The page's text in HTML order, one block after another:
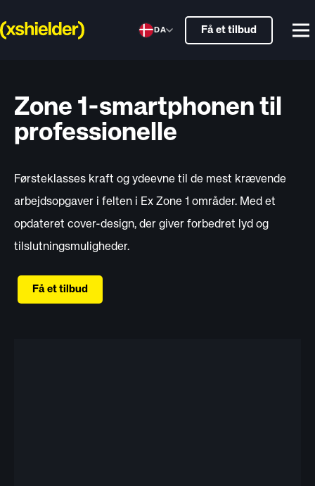
DA Få et tilbud
Zone 1-smartphonen til
professionelle
Førsteklasses kraft og ydeevne til de mest krævende
arbejdsopgaver i felten i Ex Zone 1 områder. Med et
opdateret cover-design, der giver forbedret lyd og
tilslutningsmuligheder.
Få et tilbud